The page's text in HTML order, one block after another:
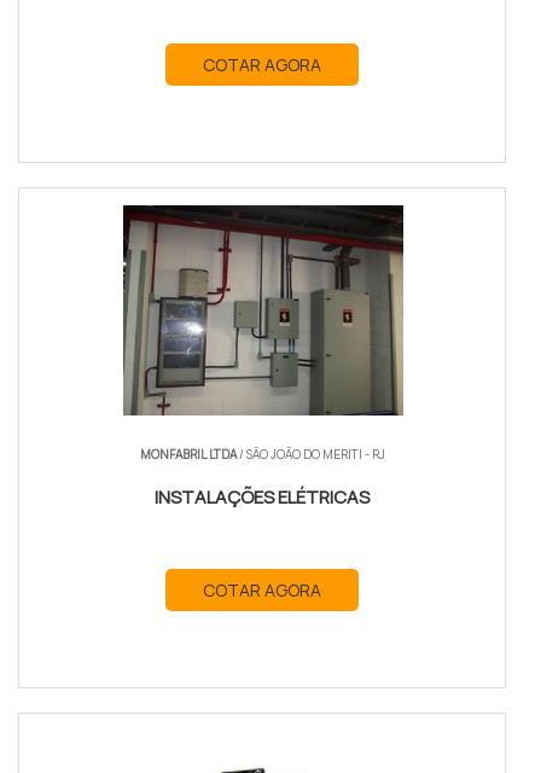
COTAR AGORA
MONFABRIL LTDA/ SÃO JOÃO DO MERITI - RJ
INSTALAÇÕES ELÉTRICAS
COTAR AGORA